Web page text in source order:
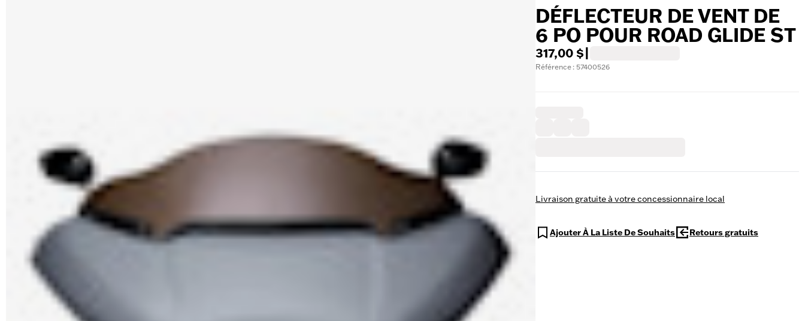
DÉFLECTEUR DE VENT DE
6 PO POUR ROAD GLIDE ST
317,00 $
Référence : 57400526
Livraison gratuite à votre concessionnaire local
Ajouter À La Liste De Souhaits Retours gratuits